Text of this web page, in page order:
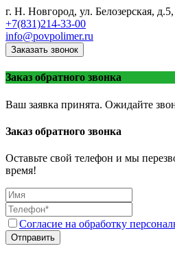
г. Н. Новгород, ул. Белозерская,
+7(831)214-33-00
info@povpolimer.ru
Заказать звонок
Заказ обратного звонка
Ваш заявка принята. Ожидайте
Заказ обратного звонка
Оставьте свой телефон и мы
время!
Согласие на обработку
Отправить